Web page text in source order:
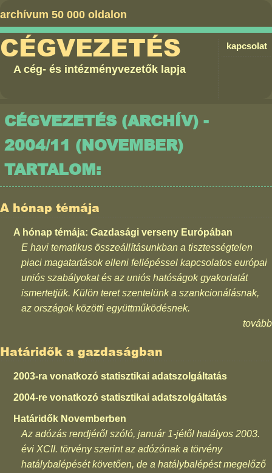
archívum 50 000 oldalon
kapcsolat
CÉGVEZETÉS
A cég- és intézményvezetők lapja
CÉGVEZETÉS (ARCHÍV) -
2004/11 (NOVEMBER)
TARTALOM:
A hónap témája
A hónap témája: Gazdasági verseny Európában
E havi tematikus összeállításunkban a tisztességtelen
piaci magatartások elleni fellépéssel kapcsolatos európai
uniós szabályokat és az uniós hatóságok gyakorlatát
ismertetjük. Külön teret szentelünk a szankcionálásnak,
az országok közötti együttműködésnek.
tovább
Határidők a gazdaságban
2003-ra vonatkozó statisztikai adatszolgáltatás
2004-re vonatkozó statisztikai adatszolgáltatás
Határidők Novemberben
Az adózás rendjéről szóló, január 1-jétől hatályos 2003.
évi XCII. törvény szerint az adózónak a törvény
hatálybalépését követően, de a hatálybalépést megelőző